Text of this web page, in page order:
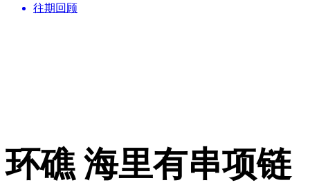
往期回顾
环礁 海里有串项链